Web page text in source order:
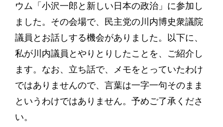
ウム「小沢一郎と新しい日本の政治」に参加し
ました。その会場で、民主党の川内博史衆議院
議員とお話しする機会がありました。以下に、
私が川内議員とやりとりしたことを、ご紹介し
ます。なお、立ち話で、メモをとっていたわけ
ではありませんので、言葉は一字一句そのまま
というわけではありません。予めご了承くださ
い。